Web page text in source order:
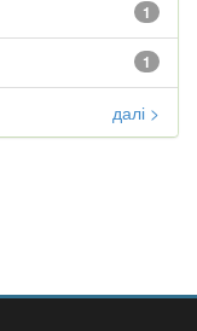
1
1
далі >